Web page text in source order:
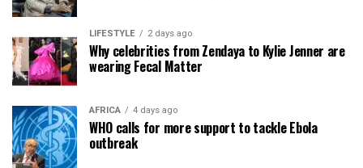
LIFESTYLE 2 days ago
Why celebrities from Zendaya to Kylie Jenner are
wearing Fecal Matter
AFRICA 4 days ago
WHO calls for more support to tackle Ebola
outbreak